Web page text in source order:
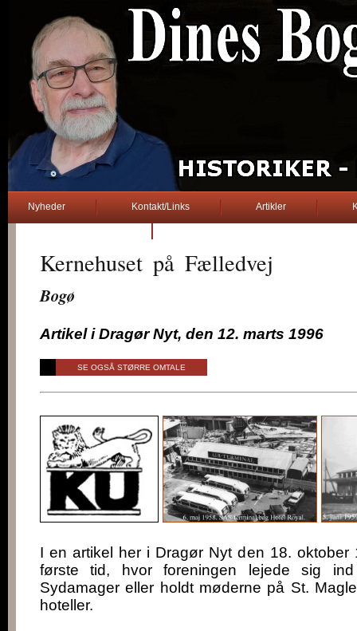
Nyheder Kontakt/Links Artikler
Kernehuset på Fælledvej
Bogø
Artikel i Dragør Nyt, den 12. marts 1996
SE OGSÅ STØRRE OMTALE
I en artikel her i Dragør Nyt den 18. oktober
første tid, hvor foreningen lejede sig
Sydamager eller holdt møderne på St.
hoteller.